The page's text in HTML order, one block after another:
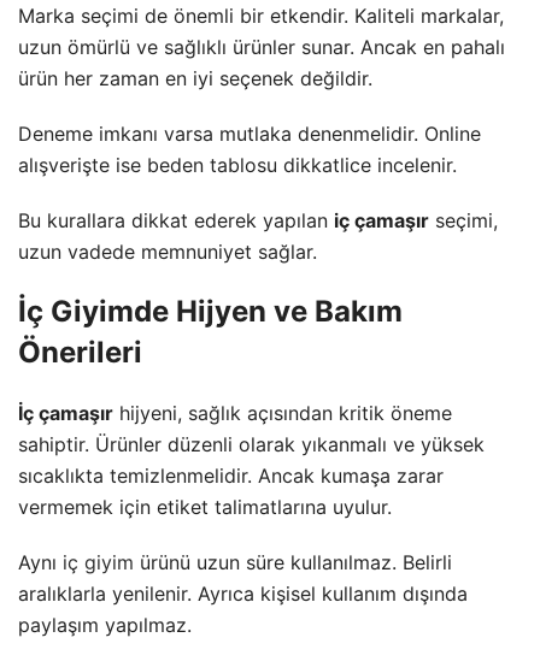
Marka seçimi de önemli bir etkendir. Kaliteli markalar,
uzun ömürlü ve sağlıklı ürünler sunar. Ancak en pahalı
ürün her zaman en iyi seçenek değildir.
Deneme imkanı varsa mutlaka denenmelidir. Online
alışverişte ise beden tablosu dikkatlice incelenir.
Bu kurallara dikkat ederek yapılan iç çamaşır seçimi,
uzun vadede memnuniyet sağlar.
İç Giyimde Hijyen ve Bakım
Önerileri
İç çamaşır hijyeni, sağlık açısından kritik öneme
sahiptir. Ürünler düzenli olarak yıkanmalı ve yüksek
sıcaklıkta temizlenmelidir. Ancak kumaşa zarar
vermemek için etiket talimatlarına uyulur.
Aynı iç giyim ürünü uzun süre kullanılmaz. Belirli
aralıklarla yenilenir. Ayrıca kişisel kullanım dışında
paylaşım yapılmaz.